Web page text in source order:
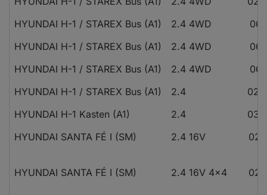
HYUNDAI H-1 / STAREX Bus (A1)
2.4 4WD
HYUNDAI H-1 / STAREX Bus (A1)
2.4 4WD
HYUNDAI H-1 / STAREX Bus (A1)
2.4 4WD
HYUNDAI H-1 / STAREX Bus (A1)
2.4
HYUNDAI H-1 Kasten (A1)
2.4
HYUNDAI SANTA FÉ I (SM)
2.4 16V
HYUNDAI SANTA FÉ I (SM) 2.4 16V 4x4